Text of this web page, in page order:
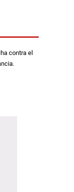
contra el